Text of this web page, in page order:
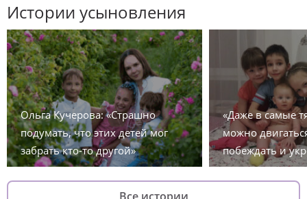
Истории усыновления
Ольга Кучерова: «Страшно
подумать, что этих детей мог
забрать кто-то другой»
«Даже в самые
можно
побеждать и